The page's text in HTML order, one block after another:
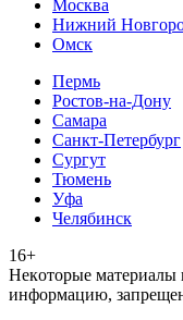
Москва
Нижний
Омск
Пермь
Ростов-на-Дону
Самара
Санкт-Петербург
Сургут
Тюмень
Уфа
Челябинск
16+
Heкoтopыe мaтepиaлы
инфopмaцию,